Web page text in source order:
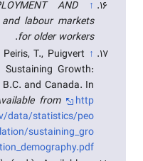
↑
AND
and labour markets
for older workers
.
↑
T., Puigvert
Growth:
and Canada. In
from
http
data/statistics/peo
sustaining_gro